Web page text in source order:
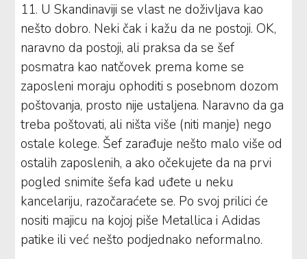
11. U Skandinaviji se vlast ne doživljava kao
nešto dobro. Neki čak i kažu da ne postoji. OK,
naravno da postoji, ali praksa da se šef
posmatra kao natčovek prema kome se
zaposleni moraju ophoditi s posebnom dozom
poštovanja, prosto nije ustaljena. Naravno da ga
treba poštovati, ali ništa više (niti manje) nego
ostale kolege. Šef zarađuje nešto malo više od
ostalih zaposlenih, a ako očekujete da na prvi
pogled snimite šefa kad uđete u neku
kancelariju, razočaraćete se. Po svoj prilici će
nositi majicu na kojoj piše Metallica i Adidas
patike ili već nešto podjednako neformalno.